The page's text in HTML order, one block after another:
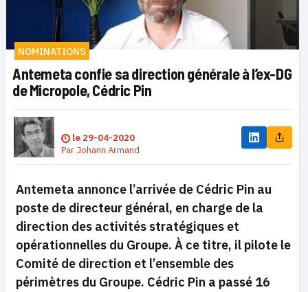
NOMINATIONS
Antemeta confie sa direction générale à l’ex-DG
de Micropole, Cédric Pin
le 29-04-2020
Par Johann Armand
Antemeta annonce l’arrivée de Cédric Pin au
poste de directeur général, en charge de la
direction des activités stratégiques et
opérationnelles du Groupe. À ce titre, il pilote le
Comité de direction et l’ensemble des
périmètres du Groupe. Cédric Pin a passé 16